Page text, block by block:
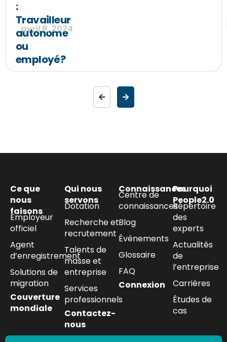
:
Travailleur
autonome
ou
employé?
avril 8, 2024
Ce que
nous
faisons
Employeur
officiel
Agent
d’enregistrement
Solutions de
migration
Couverture
mondiale
Qui nous
servons
Dotation
Recherche et
recrutement
Talents de
masse et
entreprise
Services
professionnels
Contactez-
nous
Connaissances
Centre de
connaissances
Blog
Événements
Glossaire
FAQ
Connexion
Pourquoi
People2.0
Répertoire
des
experts
Actualités
de
l’entreprise
Carrières
Études de
cas